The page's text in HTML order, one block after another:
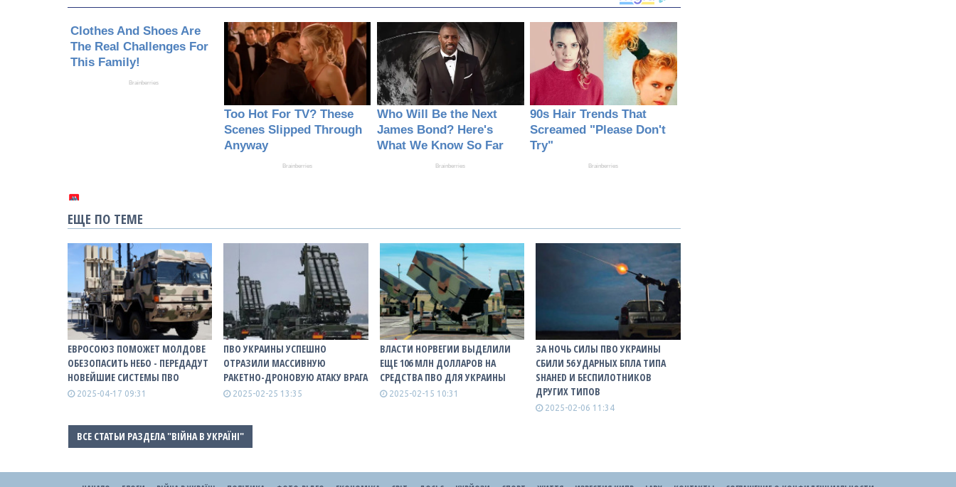
ЕЩЕ ПО ТЕМЕ
ЕВРОСОЮЗ ПОМОЖЕТ МОЛДОВЕ
ОБЕЗОПАСИТЬ НЕБО - ПЕРЕДАДУТ
НОВЕЙШИЕ СИСТЕМЫ ПВО
2025-04-17 09:31
ПВО УКРАИНЫ УСПЕШНО
ОТРАЗИЛИ МАССИВНУЮ
РАКЕТНО-ДРОНОВУЮ АТАКУ ВРАГА
2025-02-25 13:35
ВЛАСТИ НОРВЕГИИ ВЫДЕЛИЛИ
ЕЩЕ 106 МЛН ДОЛЛАРОВ НА
СРЕДСТВА ПВО ДЛЯ УКРАИНЫ
2025-02-15 10:31
ЗА НОЧЬ СИЛЫ ПВО УКРАИНЫ
СБИЛИ 56 УДАРНЫХ БПЛА ТИПА
SHAHED И БЕСПИЛОТНИКОВ
ДРУГИХ ТИПОВ
2025-02-06 11:34
ВСЕ СТАТЬИ РАЗДЕЛА "ВІЙНА В УКРАЇНІ"